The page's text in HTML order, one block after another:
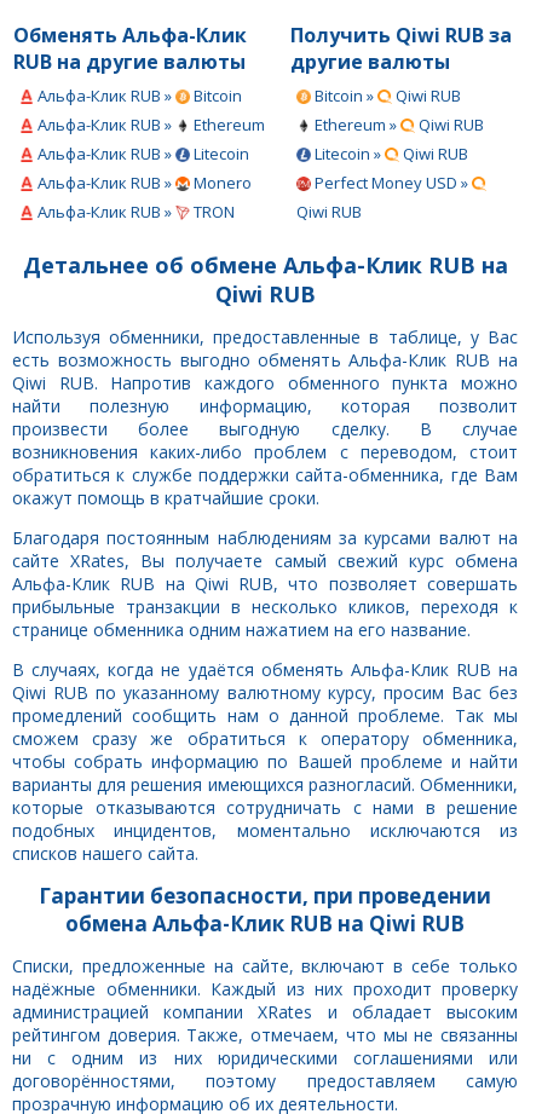
Обменять Альфа-Клик
RUB на другие валюты
Альфа-Клик RUB »
Bitcoin
Альфа-Клик RUB »
Ethereum
Альфа-Клик RUB »
Litecoin
Альфа-Клик RUB »
Monero
Альфа-Клик RUB »
TRON
Получить Qiwi RUB за
другие валюты
Bitcoin »
Qiwi RUB
Ethereum »
Qiwi RUB
Litecoin »
Qiwi RUB
Perfect Money USD »
Qiwi RUB
Детальнее об обмене Альфа-Клик RUB на
Qiwi RUB
Используя обменники, предоставленные в таблице, у Вас
есть возможность выгодно обменять Альфа-Клик RUB на
Qiwi RUB. Напротив каждого обменного пункта можно
найти полезную информацию, которая позволит
произвести более выгодную сделку. В случае
возникновения каких-либо проблем с переводом, стоит
обратиться к службе поддержки сайта-обменника, где Вам
окажут помощь в кратчайшие сроки.
Благодаря постоянным наблюдениям за курсами валют на
сайте XRates, Вы получаете самый свежий курс обмена
Альфа-Клик RUB на Qiwi RUB, что позволяет совершать
прибыльные транзакции в несколько кликов, переходя к
странице обменника одним нажатием на его название.
В случаях, когда не удаётся обменять Альфа-Клик RUB на
Qiwi RUB по указанному валютному курсу, просим Вас без
промедлений сообщить нам о данной проблеме. Так мы
сможем сразу же обратиться к оператору обменника,
чтобы собрать информацию по Вашей проблеме и найти
варианты для решения имеющихся разногласий. Обменники,
которые отказываются сотрудничать с нами в решение
подобных инцидентов, моментально исключаются из
списков нашего сайта.
Гарантии безопасности, при проведении
обмена Альфа-Клик RUB на Qiwi RUB
Списки, предложенные на сайте, включают в себе только
надёжные обменники. Каждый из них проходит проверку
администрацией компании XRates и обладает высоким
рейтингом доверия. Также, отмечаем, что мы не связанны
ни с одним из них юридическими соглашениями или
договорённостями, поэтому предоставляем самую
прозрачную информацию об их деятельности.